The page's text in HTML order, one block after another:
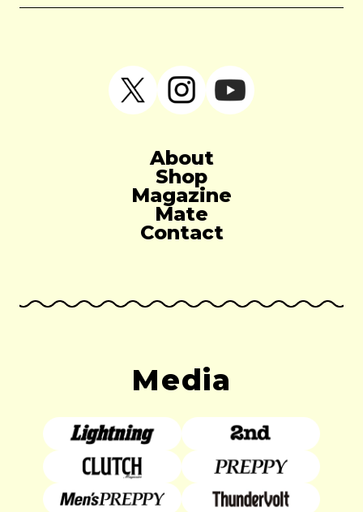
About
Shop
Magazine
Mate
Contact
Media